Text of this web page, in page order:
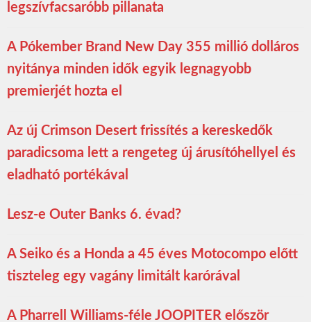
legszívfacsaróbb pillanata
A Pókember Brand New Day 355 millió dolláros
nyitánya minden idők egyik legnagyobb
premierjét hozta el
Az új Crimson Desert frissítés a kereskedők
paradicsoma lett a rengeteg új árusítóhellyel és
eladható portékával
Lesz-e Outer Banks 6. évad?
A Seiko és a Honda a 45 éves Motocompo előtt
tiszteleg egy vagány limitált karórával
A Pharrell Williams-féle JOOPITER először